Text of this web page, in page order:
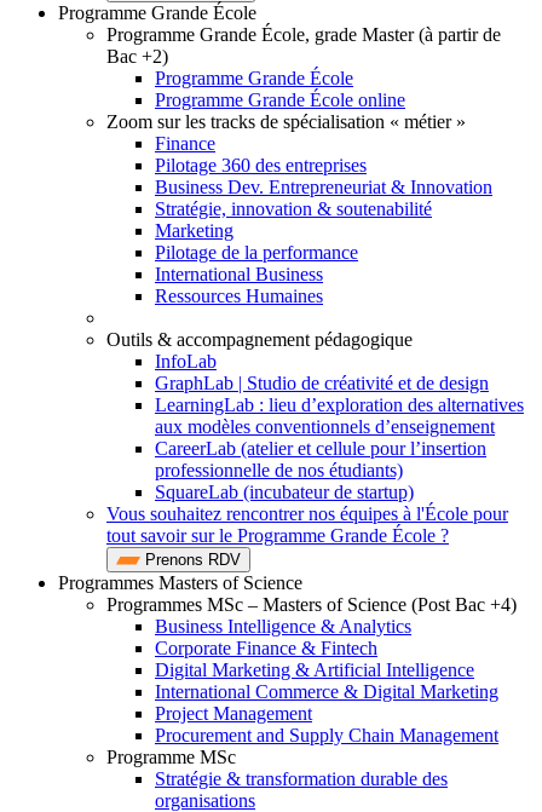
Programme Grande École
Programme Grande École, grade Master (à partir de
Bac +2)
Programme Grande École
Programme Grande École online
Zoom sur les tracks de spécialisation « métier »
Finance
Pilotage 360 des entreprises
Business Dev. Entrepreneuriat & Innovation
Stratégie, innovation & soutenabilité
Marketing
Pilotage de la performance
International Business
Ressources Humaines
Outils & accompagnement pédagogique
InfoLab
GraphLab | Studio de créativité et de design
LearningLab : lieu d’exploration des alternatives
aux modèles conventionnels d’enseignement
CareerLab (atelier et cellule pour l’insertion
professionnelle de nos étudiants)
SquareLab (incubateur de startup)
Vous souhaitez rencontrer nos équipes à l'École pour
tout savoir sur le Programme Grande École ?
Prenons RDV
Programmes Masters of Science
Programmes MSc – Masters of Science (Post Bac +4)
Business Intelligence & Analytics
Corporate Finance & Fintech
Digital Marketing & Artificial Intelligence
International Commerce & Digital Marketing
Project Management
Procurement and Supply Chain Management
Programme MSc
Stratégie & transformation durable des
organisations